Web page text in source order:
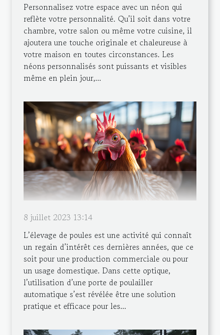
Personnalisez votre espace avec un néon qui
reflète votre personnalité. Qu’il soit dans votre
chambre, votre salon ou même votre cuisine, il
ajoutera une touche originale et chaleureuse à
votre maison en toutes circonstances. Les
néons personnalisés sont puissants et visibles
même en plein jour,...
8 juillet 2023 13:14
L’élevage de poules est une activité qui connaît
un regain d’intérêt ces dernières années, que ce
soit pour une production commerciale ou pour
un usage domestique. Dans cette optique,
l’utilisation d’une porte de poulailler
automatique s’est révélée être une solution
pratique et efficace pour les...